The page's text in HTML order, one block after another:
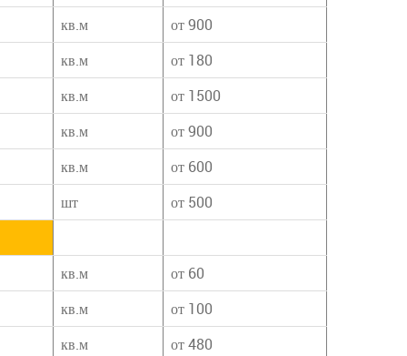
кв.м
от 900
кв.м
от 180
кв.м
от 1500
кв.м
от 900
кв.м
от 600
шт
от 500
кв.м
от 60
кв.м
от 100
кв.м
от 480